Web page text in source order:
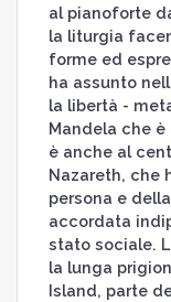
al pianoforte
la liturgia
forme ed
ha assunto
la libertà -
Mandela che
è anche al
Nazareth, che
persona e
accordata
stato sociale.
la lunga
Island, parte